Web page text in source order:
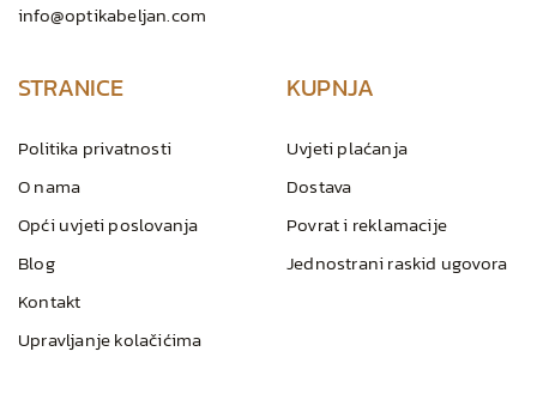
info@optikabeljan.com
STRANICE
Politika privatnosti
O nama
Opći uvjeti poslovanja
Blog
Kontakt
Upravljanje kolačićima
KUPNJA
Uvjeti plaćanja
Dostava
Povrat i reklamacije
Jednostrani raskid ugovora